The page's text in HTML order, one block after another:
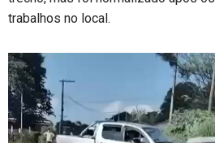
trabalhos no local.
Tocador
de
vídeo